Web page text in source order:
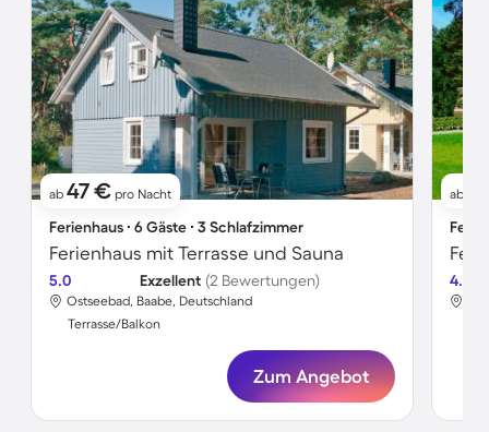
ab 47 € pro Nacht
Ferienhaus ∙ 6 Gäste ∙ 3 Schlafzimmer
Ferienhaus mit Terrasse und Sauna
5.0 Exzellent (2 Bewertungen)
Ostseebad, Baabe, Deutschland
Terrasse/Balkon
Zum Angebot
ab
4.2